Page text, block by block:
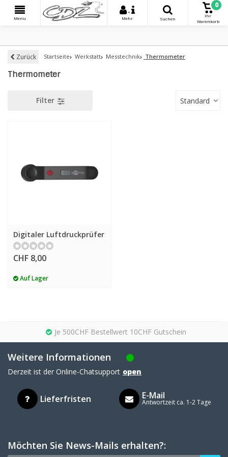
Menu
+
Mehr
Suchen
0
Ihr
Warenkorb
Zurück Startseite Werkstatt Messtechnik Thermometer
Thermometer
Filter Standard
Digitaler Luftdruckprüfer
CHF 8,00
Auf Lager
Je 500CHF Bestellwert 10CHF Gutschein
Weitere Informationen
Derzeit ist der Online-Chatsupport open
Lieferfristen E-Mail
Antwortzeit ca. 1-2 Tage
Möchten Sie News-Mails erhalten?: